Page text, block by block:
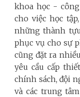
khoa học -
cho việc học
những thành
phục vụ cho sự
cũng đặt ra
yêu cầu cấp
chính sách, đội
và các trung